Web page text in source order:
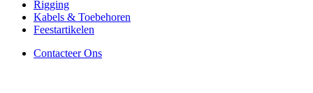
Rigging
Kabels & Toebehoren
Feestartikelen
Contacteer Ons